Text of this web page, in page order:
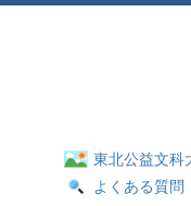
日本
東北公益文科
よくある質問